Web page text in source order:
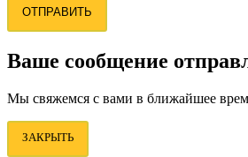
ОТПРАВИТЬ
Ваше сообщение
Мы свяжемся с вами в ближайшее
ЗАКРЫТЬ